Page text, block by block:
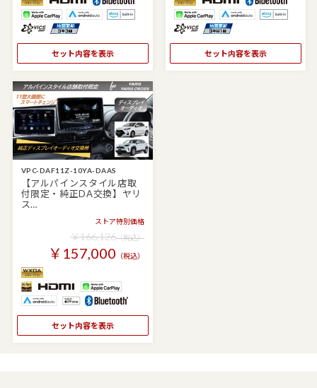
セット内容を表示 セット内容を表示
VPC-DAF11Z-10YA-DAAS
【アルパインスタイル店取
付限定・純正DA交換】ヤリ
ス…
ストア特別価格
￥166,126（税込）
￥157,000 （税込）
セット内容を表示